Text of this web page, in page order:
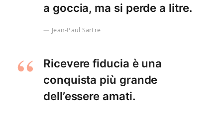
a goccia, ma si perde a litre.
Jean-Paul Sartre
Ricevere fiducia è una
conquista più grande
dell’essere amati.